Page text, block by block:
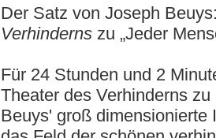
Der Satz von Joseph
Verhinderns zu „Jeder
Für 24 Stunden und 2
Theater des Verhinderns
Beuys' groß dimensionierte